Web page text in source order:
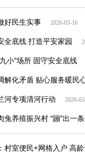
好民生实事 2026-03-16
全底线 打造平安家园
小”场所 固守安全底线
解化矛盾 贴心服务暖民
河专项清河行动 2026-
兔养殖振兴村 “蹦”出一
村室便民+网格入户 高